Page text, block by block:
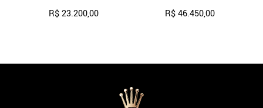
R$ 23.200,00 R$ 46.450,00